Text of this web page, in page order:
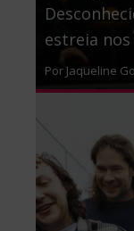
estreia
Por Jaqueline